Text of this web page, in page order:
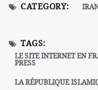
CATEGORY:
TAGS:
LE SITE INTERNET EN
PRESS
LA RÉPUBLIQUE